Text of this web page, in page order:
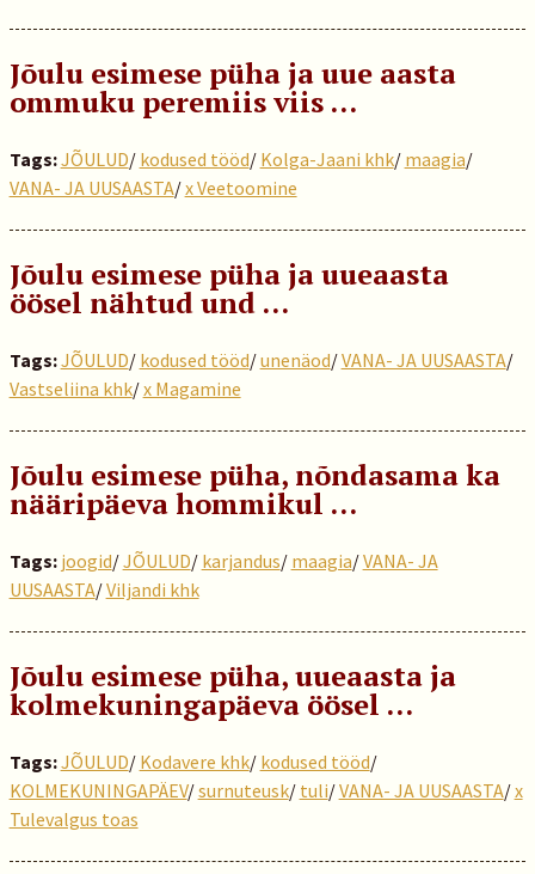
Jõulu esimese püha ja uue aasta
ommuku peremiis viis …
Tags:JÕULUD/ kodused tööd/ Kolga-Jaani khk/ maagia/
VANA- JA UUSAASTA/x Veetoomine
Jõulu esimese püha ja uueaasta
öösel nähtud und …
Tags:JÕULUD/ kodused tööd/unenäod/VANA- JA UUSAASTA/
Vastseliina khk/x Magamine
Jõulu esimese püha, nõndasama ka
nääripäeva hommikul …
Tags: joogid/JÕULUD/ karjandus/ maagia/VANA- JA
UUSAASTA/Viljandi khk
Jõulu esimese püha, uueaasta ja
kolmekuningapäeva öösel …
Tags:JÕULUD/ Kodavere khk/ kodused tööd/
KOLMEKUNINGAPÄEV/surnuteusk/ tuli/VANA- JA UUSAASTA/x
Tulevalgus toas